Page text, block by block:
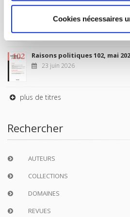
Cookies nécessaires
Sociétés contemporaines 139,
6 juil. 2026
Raisons politiques 102, mai
23 juin 2026
plus de titres
Rechercher
AUTEURS
COLLECTIONS
DOMAINES
REVUES